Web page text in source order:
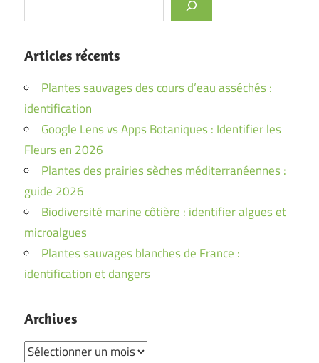
Articles récents
Plantes sauvages des cours d’eau asséchés :
identification
Google Lens vs Apps Botaniques : Identifier les
Fleurs en 2026
Plantes des prairies sèches méditerranéennes :
guide 2026
Biodiversité marine côtière : identifier algues et
microalgues
Plantes sauvages blanches de France :
identification et dangers
Archives
Archives